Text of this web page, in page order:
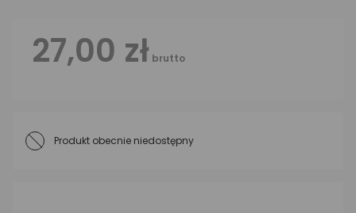
27,00 zł brutto
Produkt obecnie niedostępny